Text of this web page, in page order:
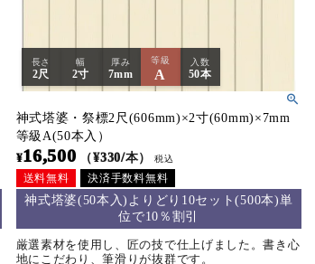
長さ
2尺
幅
2寸
厚み
7mm
等級
A
入数
50本
神式塔婆・祭標2尺(606mm)×2寸(60mm)×7mm
等級A(50本入）
¥16,500 （¥330/本） 税込
送料無料 決済手数料無料
神式塔婆(50本入)よりどり10セット(500本)単
位で10％割引
厳選素材を使用し、匠の技で仕上げました。書き心
地にこだわり、筆滑りが抜群です。